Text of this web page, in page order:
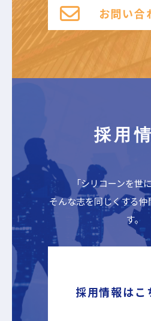
お問い合
採用
「シリコーンを世
そんな志を同じくする仲
す。
採用情報はこ